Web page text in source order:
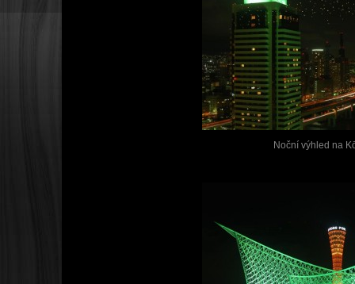
Noční výhled na